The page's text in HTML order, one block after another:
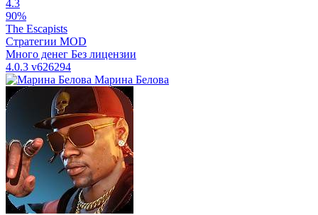
4.3
90%
The Escapists
Стратегии MOD
Много денег Без лицензии
4.0.3 v626294
Марина Белова